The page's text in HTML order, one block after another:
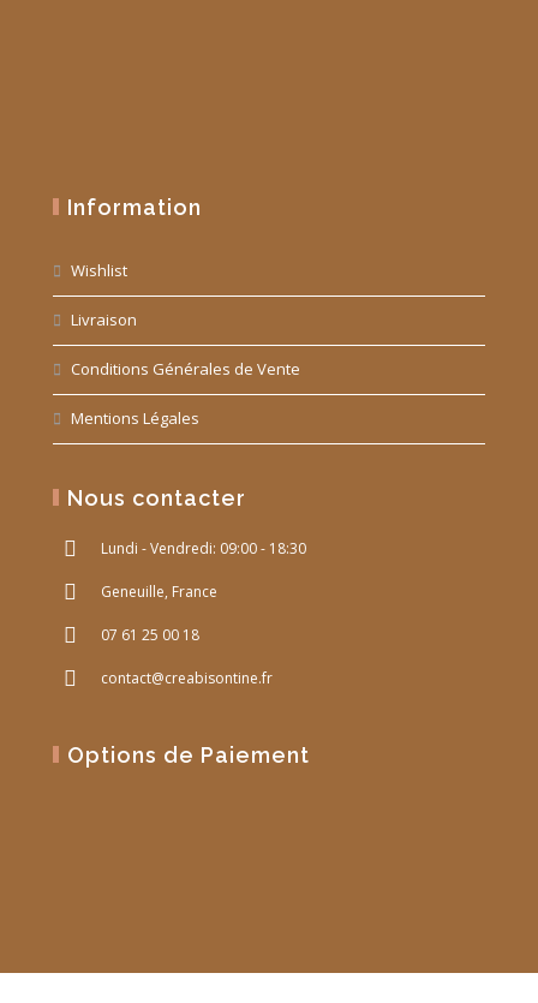
Information
Wishlist
Livraison
Conditions Générales de Vente
Mentions Légales
Nous contacter
Lundi - Vendredi: 09:00 - 18:30
Geneuille, France
07 61 25 00 18
contact@creabisontine.fr
Options de Paiement